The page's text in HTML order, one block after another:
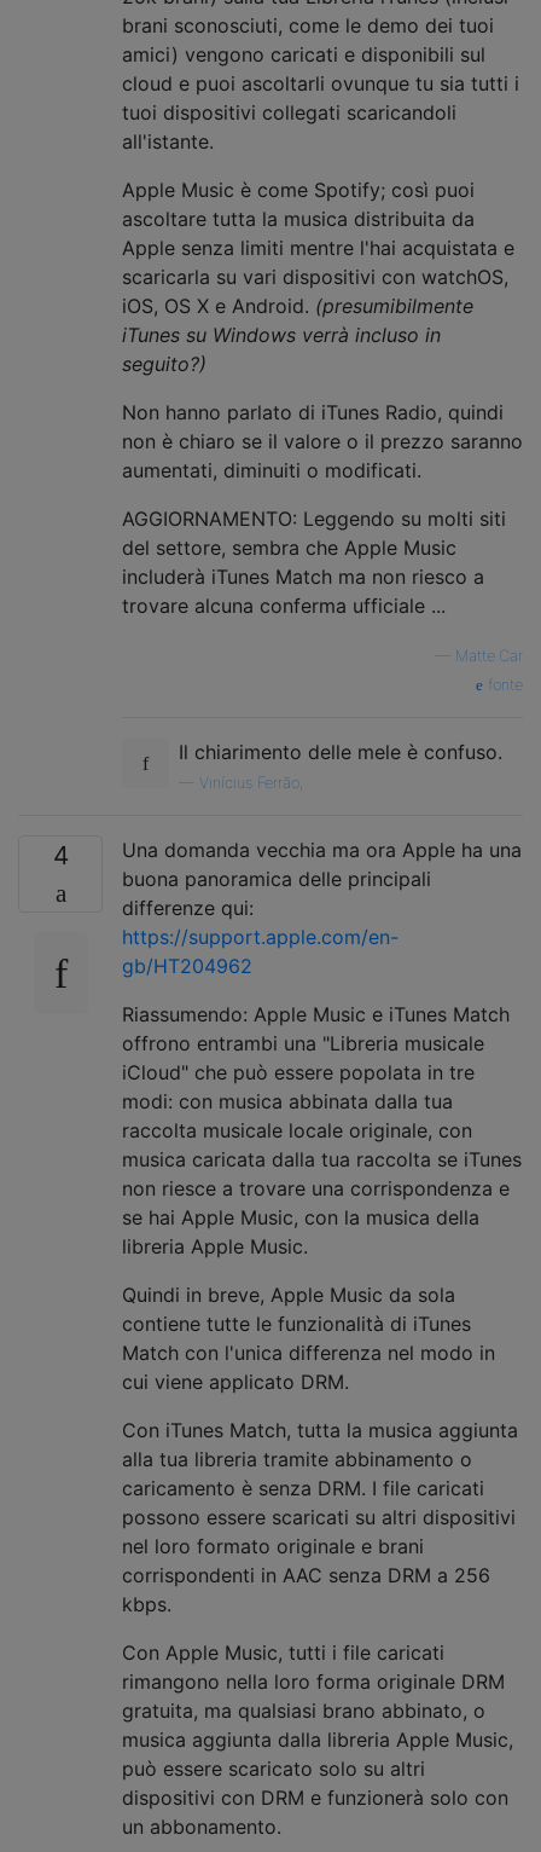
brani sconosciuti, come le demo dei tuoi
amici) vengono caricati e disponibili sul
cloud e puoi ascoltarli ovunque tu sia tutti i
tuoi dispositivi collegati scaricandoli
all'istante.
Apple Music è come Spotify; così puoi
ascoltare tutta la musica distribuita da
Apple senza limiti mentre l'hai acquistata e
scaricarla su vari dispositivi con watchOS,
iOS, OS X e Android. (presumibilmente
iTunes su Windows verrà incluso in
seguito?)
Non hanno parlato di iTunes Radio, quindi
non è chiaro se il valore o il prezzo saranno
aumentati, diminuiti o modificati.
AGGIORNAMENTO: Leggendo su molti siti
del settore, sembra che Apple Music
includerà iTunes Match ma non riesco a
trovare alcuna conferma ufficiale ...
Matte.Car
fonte
Il chiarimento delle mele è confuso.
Vinícius Ferrão,
4
Una domanda vecchia ma ora Apple ha una
buona panoramica delle principali
differenze qui:
https://support.apple.com/en-
gb/HT204962
Riassumendo: Apple Music e iTunes Match
offrono entrambi una "Libreria musicale
iCloud" che può essere popolata in tre
modi: con musica abbinata dalla tua
raccolta musicale locale originale, con
musica caricata dalla tua raccolta se iTunes
non riesce a trovare una corrispondenza e
se hai Apple Music, con la musica della
libreria Apple Music.
Quindi in breve, Apple Music da sola
contiene tutte le funzionalità di iTunes
Match con l'unica differenza nel modo in
cui viene applicato DRM.
Con iTunes Match, tutta la musica aggiunta
alla tua libreria tramite abbinamento o
caricamento è senza DRM. I file caricati
possono essere scaricati su altri dispositivi
nel loro formato originale e brani
corrispondenti in AAC senza DRM a 256
kbps.
Con Apple Music, tutti i file caricati
rimangono nella loro forma originale DRM
gratuita, ma qualsiasi brano abbinato, o
musica aggiunta dalla libreria Apple Music,
può essere scaricato solo su altri
dispositivi con DRM e funzionerà solo con
un abbonamento.